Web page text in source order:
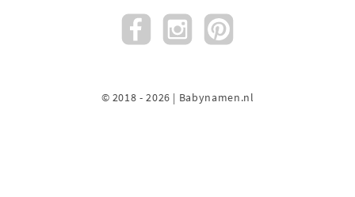
© 2018 - 2026 | Babynamen.nl